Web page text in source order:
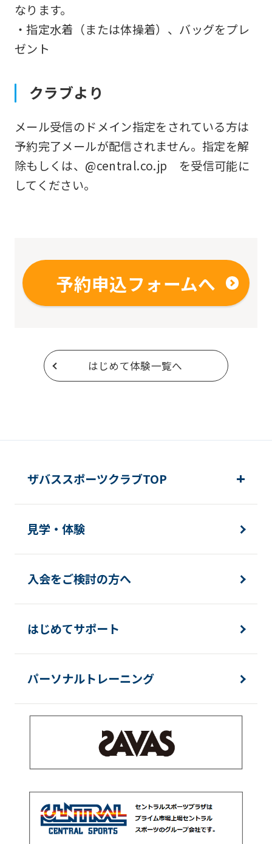
なります。
・指定水着（または体操着）、バッグをプレ
ゼント
クラブより
メール受信のドメイン指定をされている方は
予約完了メールが配信されません。指定を解
除もしくは、@central.co.jp を受信可能に
してください。
予約申込フォームへ
はじめて体験一覧へ
ザバススポーツクラブTOP
見学・体験
入会をご検討の方へ
はじめてサポート
パーソナルトレーニング